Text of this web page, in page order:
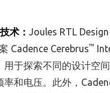
技术： Joules RTL
Cadence Cerebrus™
用于探索不同的设计空
和电压。 此外，